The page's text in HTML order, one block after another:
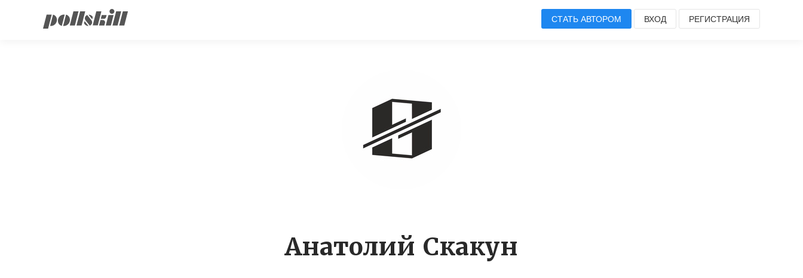
СТАТЬ АВТОРОМ ВХОД РЕГИСТРАЦИЯ
Анатолий Скакун